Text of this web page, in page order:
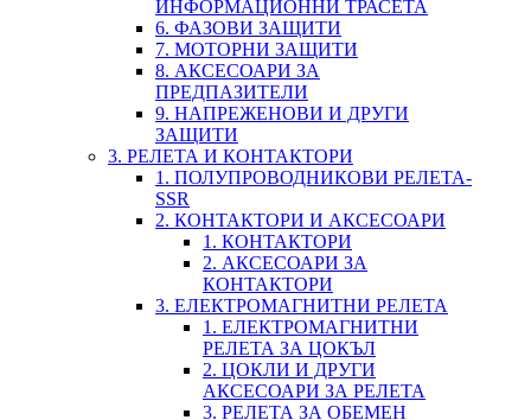
ИНФОРМАЦИОННИ ТРАСЕТА
6. ФАЗОВИ ЗАЩИТИ
7. МОТОРНИ ЗАЩИТИ
8. АКСЕСОАРИ ЗА
ПРЕДПАЗИТЕЛИ
9. НАПРЕЖЕНОВИ И ДРУГИ
ЗАЩИТИ
3. РЕЛЕТА И КОНТАКТОРИ
1. ПОЛУПРОВОДНИКОВИ РЕЛЕТА-
SSR
2. КОНТАКТОРИ И АКСЕСОАРИ
1. КОНТАКТОРИ
2. АКСЕСОАРИ ЗА
КОНТАКТОРИ
3. ЕЛЕКТРОМАГНИТНИ РЕЛЕТА
1. ЕЛЕКТРОМАГНИТНИ
РЕЛЕТА ЗА ЦОКЪЛ
2. ЦОКЛИ И ДРУГИ
АКСЕСОАРИ ЗА РЕЛЕТА
3. РЕЛЕТА ЗА ОБЕМЕН